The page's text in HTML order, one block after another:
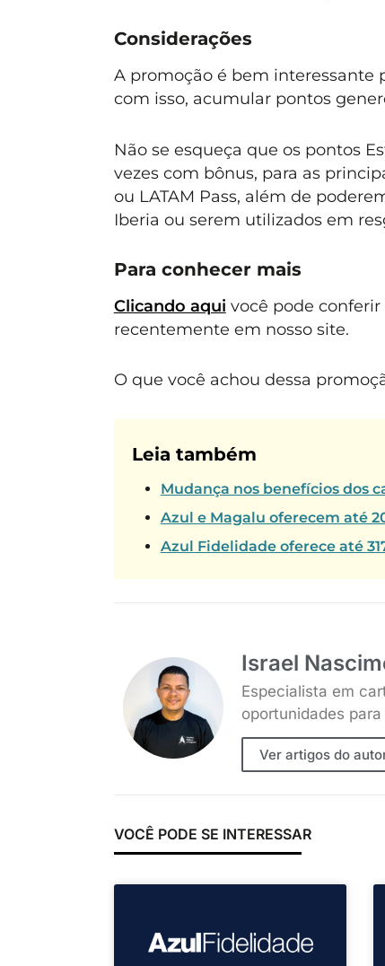
Considerações
A promoção é bem interessante
com isso, acumular pontos
Não se esqueça que os pontos
vezes com bônus, para as
ou LATAM Pass, além de
Iberia ou serem utilizados em
Para conhecer mais
Clicando aqui você pode
recentemente em nosso site.
O que você achou dessa
Leia também
Mudança nos benefícios dos
Azul e Magalu oferecem até
Azul Fidelidade oferece até
Israel
Especialista em
oportunidades
Ver artigos do
VOCÊ PODE SE INTERESSAR